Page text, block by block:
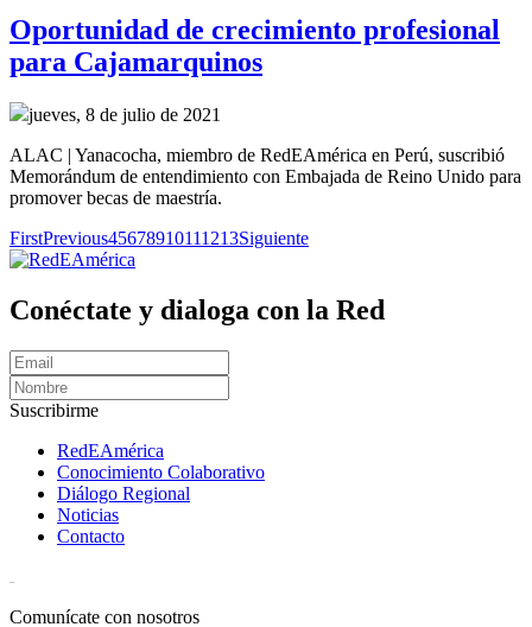
Oportunidad de crecimiento profesional
para Cajamarquinos
jueves, 8 de julio de 2021
ALAC | Yanacocha, miembro de RedEAmérica en Perú, suscribió
Memorándum de entendimiento con Embajada de Reino Unido para
promover becas de maestría.
FirstPrevious45678910111213Siguiente
Conéctate y dialoga con la Red
Suscribirme
RedEAmérica
Conocimiento Colaborativo
Diálogo Regional
Noticias
Contacto
Comunícate con nosotros